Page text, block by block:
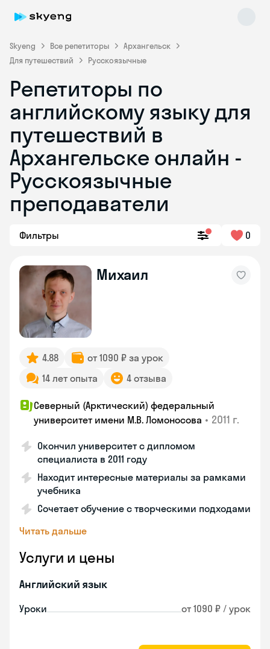
Skyeng Все репетиторы
Архангельск
Для путешествий
Русскоязычные
Репетиторы по
английскому языку для
путешествий в
Архангельске онлайн -
Русскоязычные
преподаватели
Фильтры 0
Михаил
4.88
от 1090 ₽ за урок
14 лет опыта
4 отзыва
Северный (Арктический) федеральный
университет имени М.В. Ломоносова • 2011 г.
Окончил университет с дипломом
специалиста в 2011 году
Находит интересные материалы за рамками
учебника
Сочетает обучение с творческими подходами
Читать дальше
Услуги и цены
Английский язык
Уроки от 1090 ₽ / урок
Skyeng Chat